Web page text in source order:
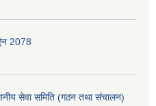
2078
सेवा समिति (गठन तथा संचालन)